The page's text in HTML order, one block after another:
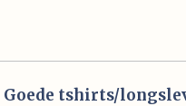
Goede tshirts/